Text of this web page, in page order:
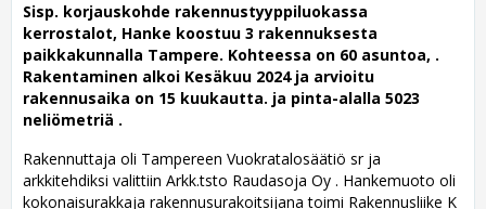
Sisp. korjauskohde rakennustyyppiluokassa
kerrostalot, Hanke koostuu 3 rakennuksesta
paikkakunnalla Tampere. Kohteessa on 60 asuntoa, .
Rakentaminen alkoi Kesäkuu 2024 ja arvioitu
rakennusaika on 15 kuukautta. ja pinta-alalla 5023
neliömetriä .
Rakennuttaja oli Tampereen Vuokratalosäätiö sr ja
arkkitehdiksi valittiin Arkk.tsto Raudasoja Oy . Hankemuoto oli
kokonaisurakkaja rakennusurakoitsijana toimi Rakennusliike K